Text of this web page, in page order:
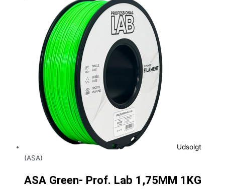
Udsolgt
(ASA)
ASA Green- Prof. Lab 1,75MM 1KG